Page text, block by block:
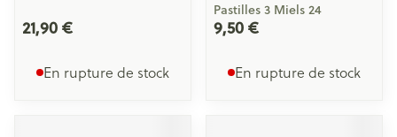
21,90 €
En rupture de stock
Pastilles 3 Miels 24
9,50 €
En rupture de stock